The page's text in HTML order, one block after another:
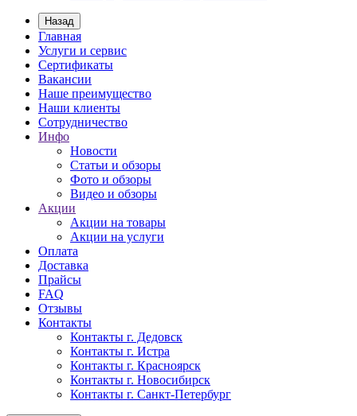
Назад
Главная
Услуги и сервис
Сертификаты
Вакансии
Наше преимущество
Наши клиенты
Сотрудничество
Инфо
Новости
Статьи и обзоры
Фото и обзоры
Видео и обзоры
Акции
Акции на товары
Акции на услуги
Оплата
Доставка
Прайсы
FAQ
Отзывы
Контакты
Контакты г. Дедовск
Контакты г. Истра
Контакты г. Красноярск
Контакты г. Новосибирск
Контакты г. Санкт-Петербург